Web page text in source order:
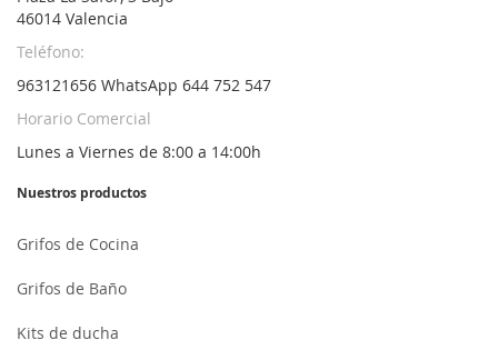
46014 Valencia
Teléfono:
963121656 WhatsApp 644 752 547
Horario Comercial
Lunes a Viernes de 8:00 a 14:00h
Nuestros productos
Grifos de Cocina
Grifos de Baño
Kits de ducha